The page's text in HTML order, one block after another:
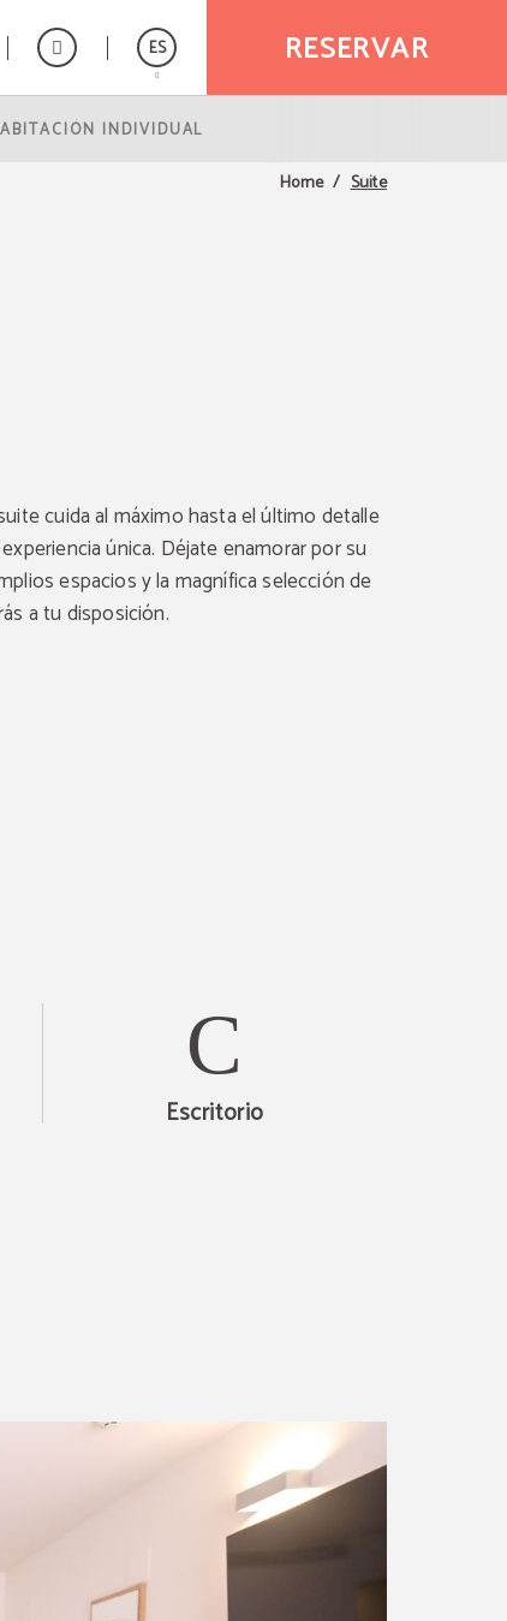
ES
English
RESERVAR
INDIVIDUAL
Home Suite
cuida al máximo hasta el último detalle
única. Déjate enamorar por su
espacios y la magnífica selección de
a tu disposición.
Escritorio